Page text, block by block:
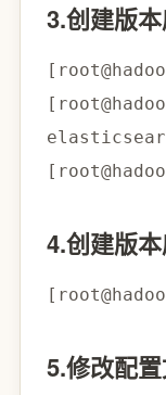
3.创建版
[
[
[
4.创建版
[
5.修改配